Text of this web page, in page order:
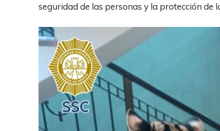
seguridad de las personas y la protección de